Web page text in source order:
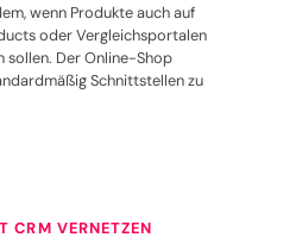
wenn Produkte auch auf
oder Vergleichsportalen
Der Online-Shop
Schnittstellen zu
CRM VERNETZEN